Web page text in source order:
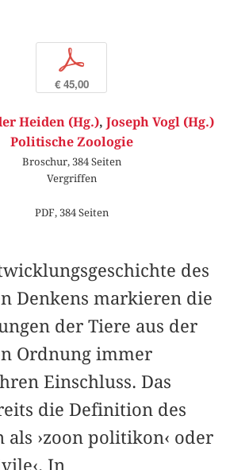
p
€ 45,00
Heiden (Hg.), Joseph Vogl (Hg.)
Politische Zoologie
Broschur, 384 Seiten
Vergriffen
PDF, 384 Seiten
des
Denkens markieren die
der Tiere aus der
Ordnung immer
Einschluss. Das
die Definition des
als ›zoon politikon‹ oder
In